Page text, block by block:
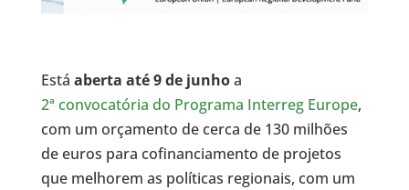
Está aberta até 9 de junhoa
2ª convocatória do Programa Interreg Europe,
com um orçamento de cerca de 130 milhões
de euros para cofinanciamento de projetos
que melhorem as políticas regionais, com um